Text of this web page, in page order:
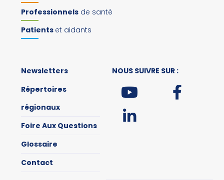
Professionnels de santé
Patients et aidants
Newsletters
Répertoires
régionaux
Foire Aux Questions
Glossaire
Contact
NOUS SUIVRE SUR :